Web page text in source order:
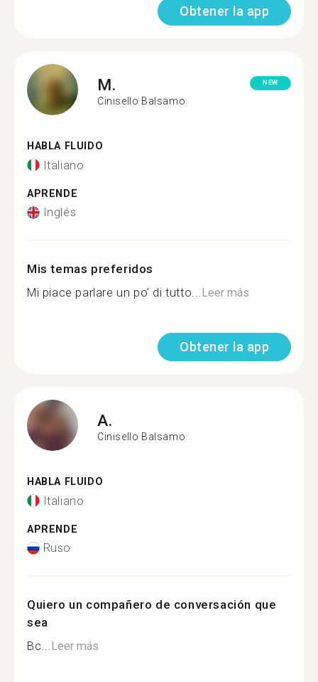
Obtener la app
M.
Cinisello Balsamo
NEW
HABLA FLUIDO
Italiano
APRENDE
Inglés
Mis temas preferidos
Mi piace parlare un po’ di tutto...Leer más
Obtener la app
A.
Cinisello Balsamo
HABLA FLUIDO
Italiano
APRENDE
Ruso
Quiero un compañero de conversación que
sea
Вс...Leer más